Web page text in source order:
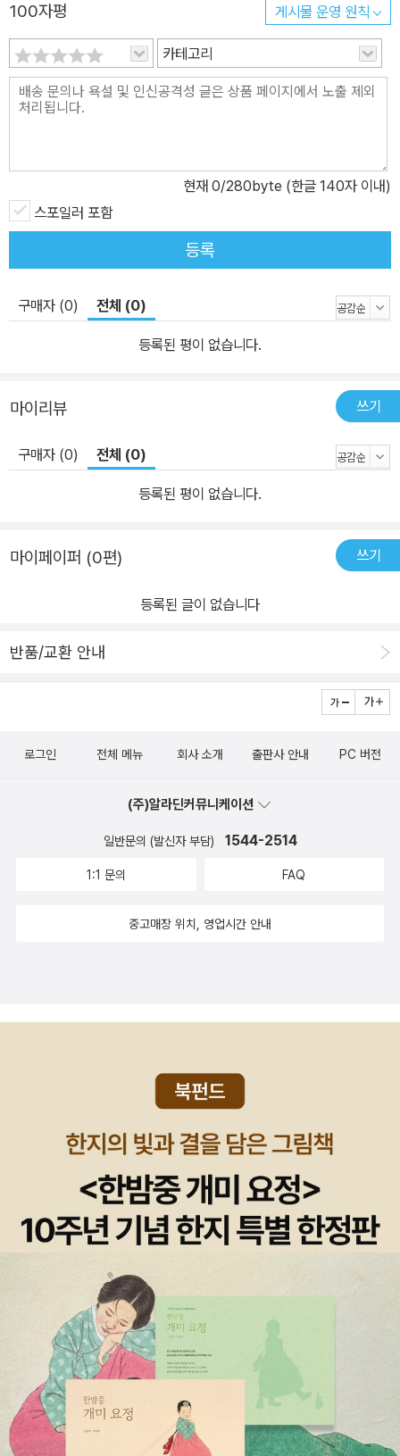
통찰을 전해온 이동원 목사(지구촌교회 원로목사)는 이 책을 가리켜
‘성경 다음으로 그리스도인이 읽어야 할 인생의 지도’라고 고백하며,
수십 년간 현대 성도들이 걸어가야 할 순례의 길을 제시해 왔습니다.
이 책은 이러한 영적 계보를 이어 청소년들이 사순절 40일 동안 진리
를 삶에 적용하도록 세심하게 구성되었습니다. 그리스도를 깊이 묵상
명으로 인도하는 좁은 길을 끝까지 완주하고 마침내 천국에 이르는
기쁨을 누리게 되기를 간절히 기도합니다.
100자평 게시물 운영 원칙
카테고리
현재 0/280byte (한글 140자 이내)
스포일러 포함
등록
구매자 (0) 전체 (0)
등록된 평이 없습니다.
마이리뷰 쓰기
구매자 (0) 전체 (0)
등록된 평이 없습니다.
마이페이퍼 (0편) 쓰기
등록된 글이 없습니다
반품/교환 안내
로그인 전체 메뉴 회사 소개 출판사 안내 PC 버전
(주)알라딘커뮤니케이션
일반문의 (발신자 부담) 1544-2514
1:1 문의 FAQ
중고매장 위치, 영업시간 안내